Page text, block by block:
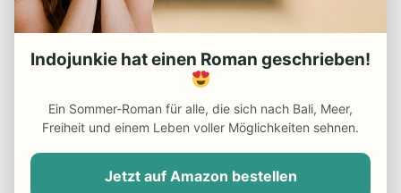
solltest duBesteck oder deine rechte
Handbenutzen, aber niemals die linke.
Probiere verschiedene Gerichte und zeige
Wertschätzung für die lokale Küche, aber
du nicht daran gewöhnt bist. Beim Trinken
zu halten, besonders beim Anstoßen.
Indojunkie hat einen Roman geschrieben!
Ein Sommer-Roman für alle, die sich nach Bali, Meer,
Freiheit und einem Leben voller Möglichkeiten sehnen.
Jetzt auf Amazon bestellen